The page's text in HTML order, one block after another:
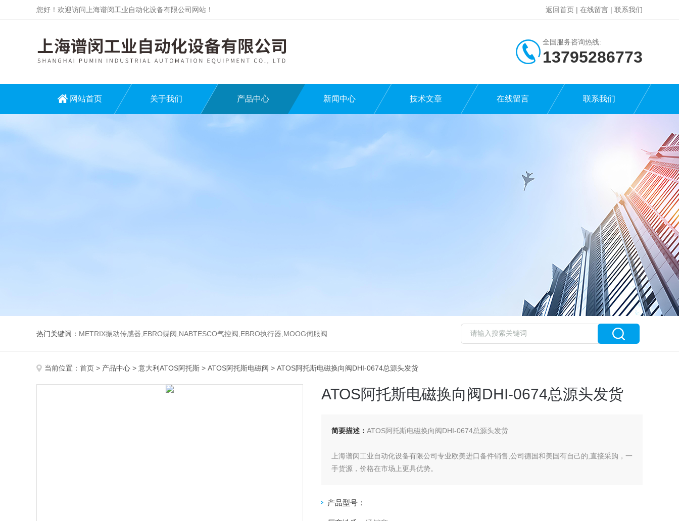
您好！欢迎访问上海谱闵工业自动化设备有限公司网站！ 返回首页 | 在线留言 | 联系我们
全国服务咨询热线:
13795286773
网站首页 关于我们 产品中心 新闻中心 技术文章 在线留言 联系我们
热门关键词： METRIX振动传感器,EBRO蝶阀,NABTESCO气控阀,EBRO执行器,MOOG伺服阀
当前位置： 首页 > 产品中心 > 意大利ATOS阿托斯 > ATOS阿托斯电磁阀 > ATOS阿托斯电磁换向阀DHI-0674总源头发货
ATOS阿托斯电磁换向阀DHI-0674总源头发货
简要描述： ATOS阿托斯电磁换向阀DHI-0674总源头发货
上海谱闵工业自动化设备有限公司专业欧美进口备件销售,公司德国和美国有自己的,直接采购，一
手货源，价格在市场上更具优势。
客户惠的价格。
产品型号：